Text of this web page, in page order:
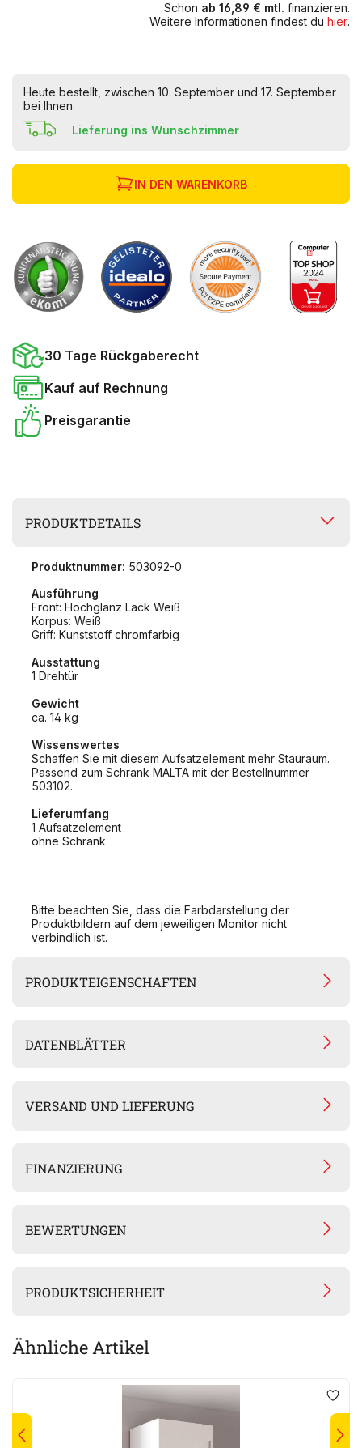
Schon ab 16,89 € mtl. finanzieren.
Weitere Informationen findest du hier.
Heute bestellt, zwischen 10. September und 17. September
bei Ihnen.
Lieferung ins Wunschzimmer
IN DEN WARENKORB
30 Tage Rückgaberecht
Kauf auf Rechnung
Preisgarantie
PRODUKTDETAILS
Produktnummer: 503092-0
Ausführung
Front: Hochglanz Lack Weiß
Korpus: Weiß
Griff: Kunststoff chromfarbig
Ausstattung
1 Drehtür
Gewicht
ca. 14 kg
Wissenswertes
Schaffen Sie mit diesem Aufsatzelement mehr Stauraum.
Passend zum Schrank MALTA mit der Bestellnummer
503102.
Lieferumfang
1 Aufsatzelement
ohne Schrank
Bitte beachten Sie, dass die Farbdarstellung der
Produktbildern auf dem jeweiligen Monitor nicht
verbindlich ist.
PRODUKTEIGENSCHAFTEN
DATENBLÄTTER
VERSAND UND LIEFERUNG
FINANZIERUNG
BEWERTUNGEN
PRODUKTSICHERHEIT
Ähnliche Artikel